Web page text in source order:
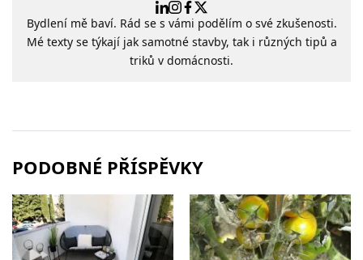
Bydlení mě baví. Rád se s vámi podělím o své zkušenosti.
Mé texty se týkají jak samotné stavby, tak i různých tipů a
triků v domácnosti.
PODOBNÉ PŘÍSPĚVKY